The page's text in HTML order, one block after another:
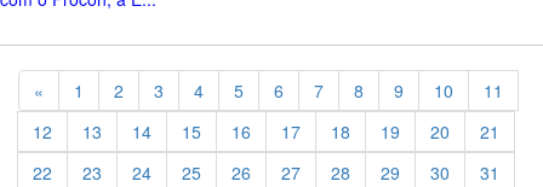
« Previous
1 2 3 4 5 6 7 8 9 10
11
12
13 14 15 16 17 18 19 20
21
22
23 24 25 26 27 28 29 30
31